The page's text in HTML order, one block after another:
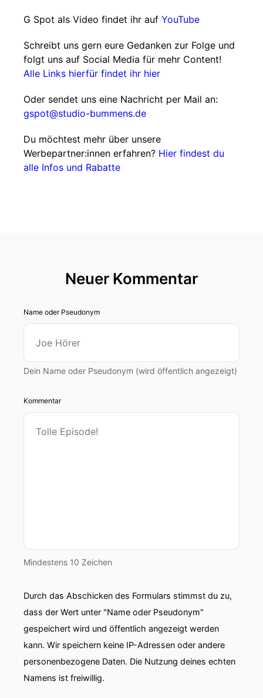
G Spot als Video findet ihr auf YouTube
Schreibt uns gern eure Gedanken zur Folge und
folgt uns auf Social Media für mehr Content!
Alle Links hierfür findet ihr hier
Oder sendet uns eine Nachricht per Mail an:
gspot@studio-bummens.de
Du möchtest mehr über unsere
Werbepartner:innen erfahren? Hier findest du
alle Infos und Rabatte
Neuer Kommentar
Name oder Pseudonym
Dein Name oder Pseudonym (wird öffentlich angezeigt)
Kommentar
Mindestens 10 Zeichen
Durch das Abschicken des Formulars stimmst du zu,
dass der Wert unter "Name oder Pseudonym"
gespeichert wird und öffentlich angezeigt werden
kann. Wir speichern keine IP-Adressen oder andere
personenbezogene Daten. Die Nutzung deines echten
Namens ist freiwillig.